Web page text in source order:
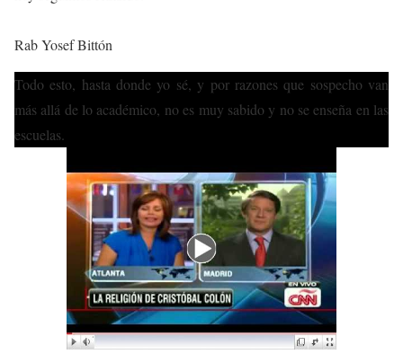
Rab Yosef Bittón
Todo esto, hasta donde yo sé, y por razones que sospecho van
más allá de lo académico, no es muy sabido y no se enseña en las
escuelas.